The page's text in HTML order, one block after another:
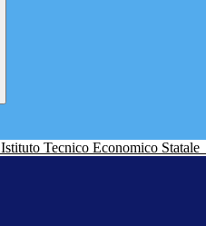
Istituto Tecnico Economico Statale